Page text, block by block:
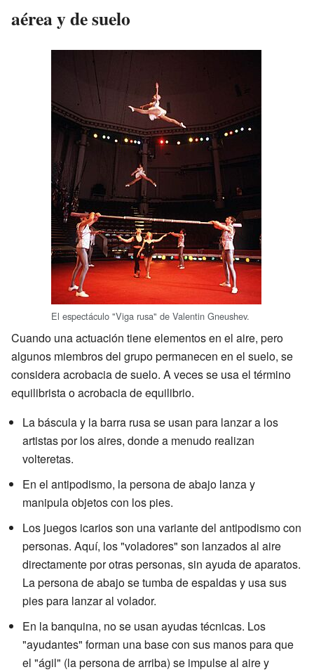
aérea y de suelo
El espectáculo "Viga rusa" de Valentin Gneushev.
Cuando una actuación tiene elementos en el aire, pero
algunos miembros del grupo permanecen en el suelo, se
considera acrobacia de suelo. A veces se usa el término
equilibrista o acrobacia de equilibrio.
La báscula y la barra rusa se usan para lanzar a los
artistas por los aires, donde a menudo realizan
volteretas.
En el antipodismo, la persona de abajo lanza y
manipula objetos con los pies.
Los juegos icarios son una variante del antipodismo con
personas. Aquí, los "voladores" son lanzados al aire
directamente por otras personas, sin ayuda de aparatos.
La persona de abajo se tumba de espaldas y usa sus
pies para lanzar al volador.
En la banquina, no se usan ayudas técnicas. Los
"ayudantes" forman una base con sus manos para que
el "ágil" (la persona de arriba) se impulse al aire y